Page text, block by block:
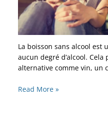
La boisson sans alcool est
aucun degré d’alcool.
alternative comme vin, un
Read More »